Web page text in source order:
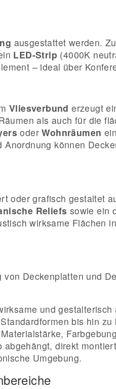
ausgestattet werden.
LED-Strip (4000K
– ideal über
Vliesverbund erzeugt
als auch für die
oderWohnräumen
können
oder grafisch gestaltet
Reliefs sowie ein
wirksame Flächen
Deckenplatten und
und
bis hin
direkt
Umgebung.